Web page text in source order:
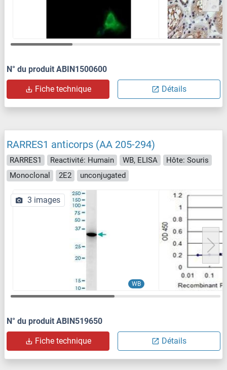
N° du produit ABIN1500600
Fiche technique Détails
RARRES1 anticorps (AA 205-294)
RARRES1 Reactivité: Humain WB, ELISA
Hôte: Souris
Monoclonal
2E2 unconjugated
WB
3 images
N° du produit ABIN519650
Fiche technique Détails